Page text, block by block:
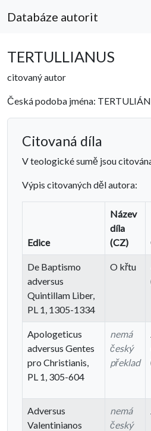
Databáze autorit
TERTULLIANUS
citovaný autor
Česká podoba jména: TERTULIÁN
Citovaná díla
V teologické sumě jsou
Výpis citovaných děl autora:
Edice
Název
díla
(CZ)
De Baptismo
adversus
Quintillam Liber,
PL 1, 1305-1334
O křtu
Apologeticus
adversus Gentes
pro Christianis,
PL 1, 305-604
nemá
český
překlad
Adversus
Valentinianos
nemá
český